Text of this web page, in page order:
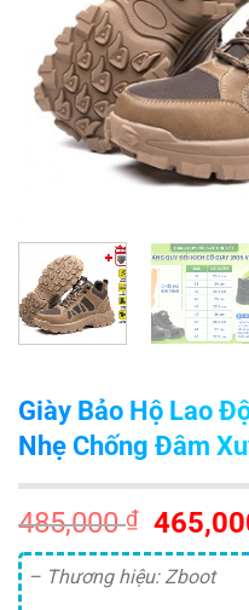
Giày Bảo Hộ Lao
Nhẹ Chống Đâm
485,000₫
Giá
gốc
là:
– Thương hiệu: Zboot